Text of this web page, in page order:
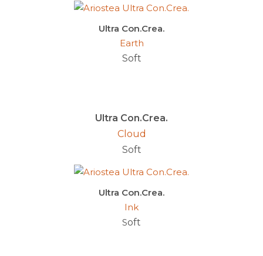
Ultra Con.Crea.
Earth
Soft
Ultra Con.Crea.
Cloud
Soft
Ultra Con.Crea.
Ink
Soft